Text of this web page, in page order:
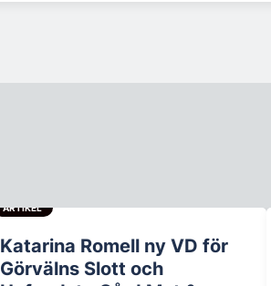
ARTIKEL
Katarina Romell ny VD för
Görvälns Slott och